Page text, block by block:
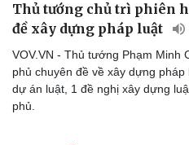
Thủ tướng chủ trì phiên
đề xây dựng pháp luật
VOV.VN - Thủ tướng Phạm Minh
phủ chuyên đề về xây dựng
dự án luật, 1 đề nghị xây dựng
phủ.